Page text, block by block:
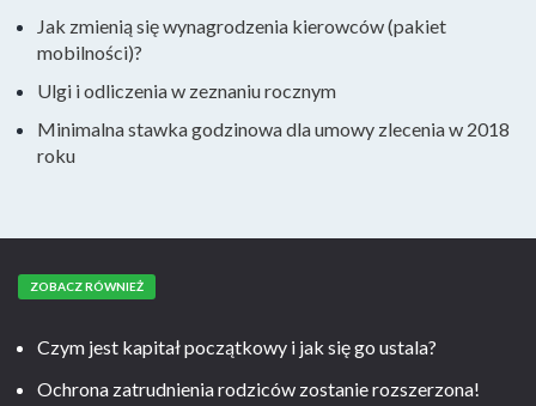
Jak zmienią się wynagrodzenia kierowców (pakiet
mobilności)?
Ulgi i odliczenia w zeznaniu rocznym
Minimalna stawka godzinowa dla umowy zlecenia w 2018
roku
ZOBACZ RÓWNIEŻ
Czym jest kapitał początkowy i jak się go ustala?
Ochrona zatrudnienia rodziców zostanie rozszerzona!